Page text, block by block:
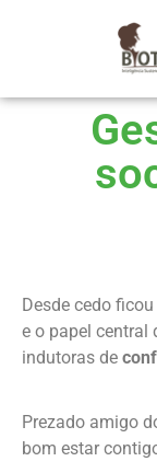
Desde cedo
e o papel central
indutoras de
Prezado amigo
bom estar